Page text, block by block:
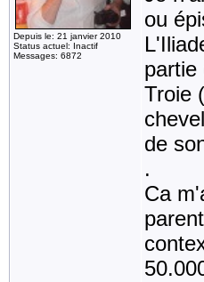
Depuis le: 21 janvier 2010
Status actuel: Inactif
Messages: 6872
ou
partie
Troie
de
.
Ca